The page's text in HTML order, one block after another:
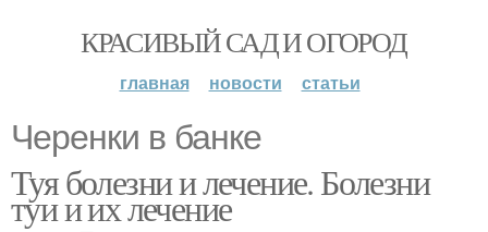
КРАСИВЫЙ САД И ОГОРОД
главная новости статьи
Черенки в банке
Туя болезни и лечение. Болезни
туи и их лечение